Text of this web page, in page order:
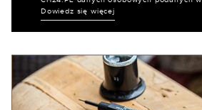
Dowiedz się więcej